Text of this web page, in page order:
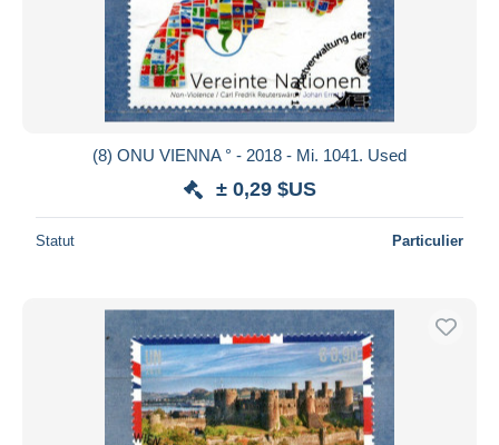
(8) ONU VIENNA ° - 2018 - Mi. 1041. Used
± 0,29 $US
Statut Particulier